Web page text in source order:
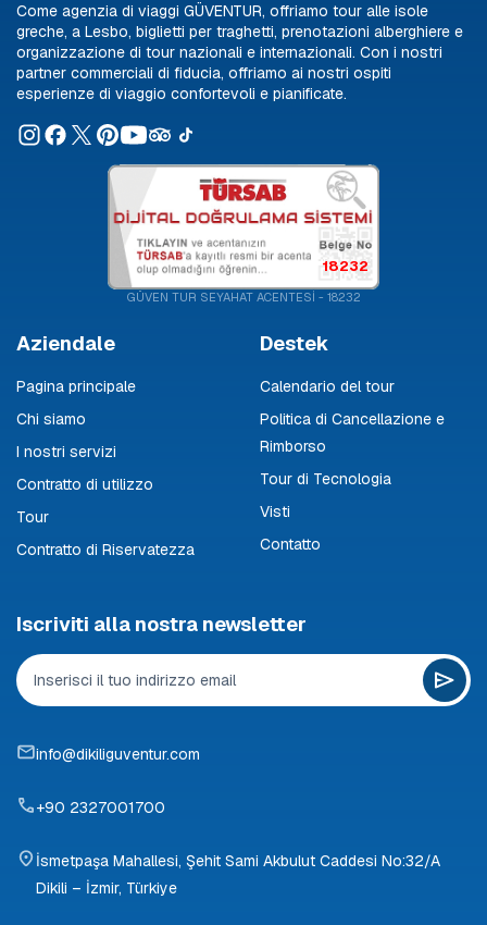
Come agenzia di viaggi GÜVENTUR, offriamo tour alle isole
greche, a Lesbo, biglietti per traghetti, prenotazioni alberghiere e
organizzazione di tour nazionali e internazionali. Con i nostri
partner commerciali di fiducia, offriamo ai nostri ospiti
esperienze di viaggio confortevoli e pianificate.
18232
GÜVEN TUR SEYAHAT ACENTESİ - 18232
Aziendale
Pagina principale
Chi siamo
I nostri servizi
Contratto di utilizzo
Tour
Contratto di Riservatezza
Destek
Calendario del tour
Politica di Cancellazione e
Rimborso
Tour di Tecnologia
Visti
Contatto
Iscriviti alla nostra newsletter
info@dikiliguventur.com
+90 2327001700
İsmetpaşa Mahallesi, Şehit Sami Akbulut Caddesi No:32/A
Dikili – İzmir, Türkiye